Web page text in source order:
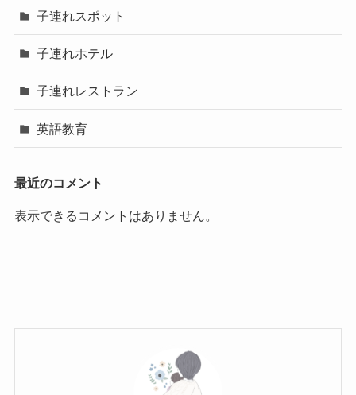
子連れスポット
子連れホテル
子連れレストラン
英語教育
最近のコメント
表示できるコメントはありません。